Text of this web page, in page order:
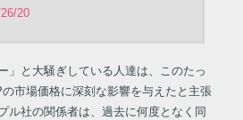
20
」と大騒ぎしている人達は、このたっ
市場価格に深刻な影響を与えたと主張
ル社の関係者は、過去に何度となく同